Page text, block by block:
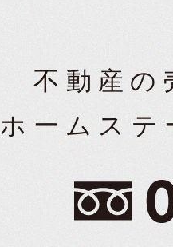
不動産の
ホームステ